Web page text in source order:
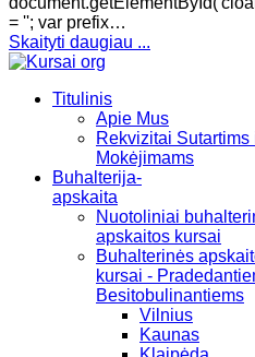
= ''; var prefix…
Skaityti daugiau ...
Titulinis
Apie Mus
Rekvizitai Sutartims
Mokėjimams
Buhalterija-
apskaita
Nuotoliniai
apskaitos kursai
Buhalterinės
kursai -
Besitobulinantiems
Vilnius
Kaunas